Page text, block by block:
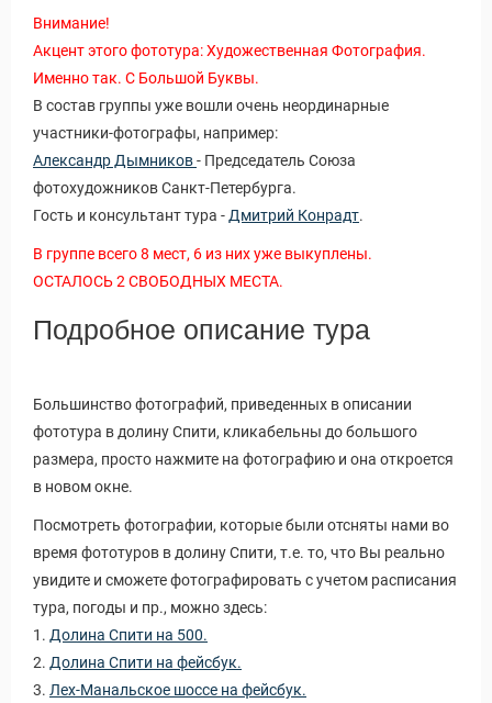
Путеводитель по
Внимание!
Акцент этого фототура: Художественная Фотография.
Именно так. С Большой Буквы.
В состав группы уже вошли очень неординарные
участники-фотографы, например:
Александр Дымников- Председатель Союза
фотохудожников Санкт-Петербурга.
Гость и консультант тура - Дмитрий Конрадт.
В группе всего 8 мест, 6 из них уже выкуплены.
ОСТАЛОСЬ 2 СВОБОДНЫХ МЕСТА.
Подробное описание тура
Большинство фотографий, приведенных в описании
фототура в долину Спити, кликабельны до большого
размера, просто нажмите на фотографию и она откроется
в новом окне.
Посмотреть фотографии, которые были отсняты нами во
время фототуров в долину Спити, т.е. то, что Вы реально
увидите и сможете фотографировать с учетом расписания
тура, погоды и пр., можно здесь:
1. Долина Спити на 500.
2. Долина Спити на фейсбук.
3. Лех-Манальское шоссе на фейсбук.